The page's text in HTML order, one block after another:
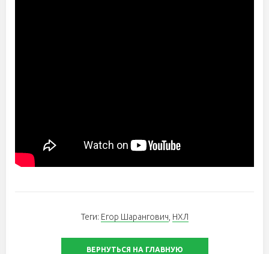
Теги: Егор Шарангович НХЛ
ВЕРНУТЬСЯ НА ГЛАВНУЮ